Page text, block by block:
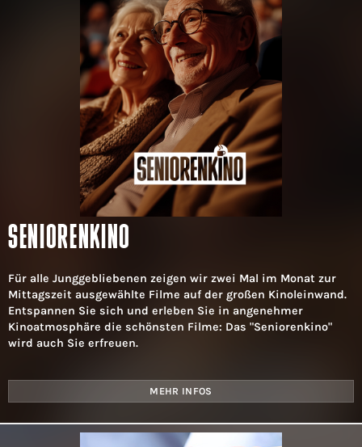
SENIORENKINO
Für alle Junggebliebenen zeigen wir zwei Mal im Monat zur
Mittagszeit ausgewählte Filme auf der großen Kinoleinwand.
Entspannen Sie sich und erleben Sie in angenehmer
Kinoatmosphäre die schönsten Filme: Das "Seniorenkino"
wird auch Sie erfreuen.
MEHR INFOS